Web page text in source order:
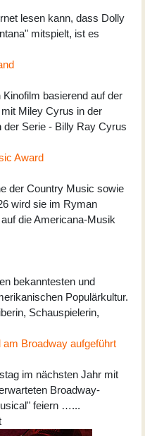
lesen kann, dass Dolly
mitspielt, ist es
basierend auf der
Miley Cyrus in der
der Serie - Billy Ray Cyrus
Award
der Country Music sowie
wird sie im Ryman
die Americana-Musik
bekanntesten und
Populärkultur.
Schauspielerin,
am Broadway aufgeführt
im nächsten Jahr mit
Broadway-
feiern …...